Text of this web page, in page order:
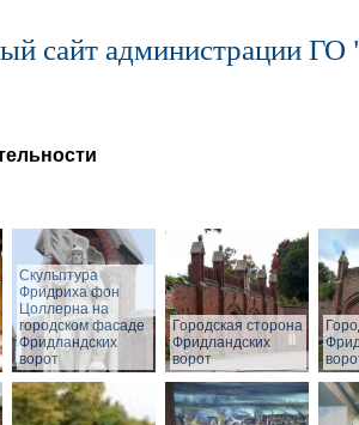
сайт администрации ГО
Cкульптура
Фридриха фон
Цоллерна на
городском фасаде
Фридландских
ворот
Городская сторона
Фридландских
ворот